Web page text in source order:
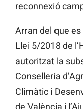
reconnexió
Arran del que
Llei 5/2018 de
autoritzat la
Conselleria
Climàtic i
de València i